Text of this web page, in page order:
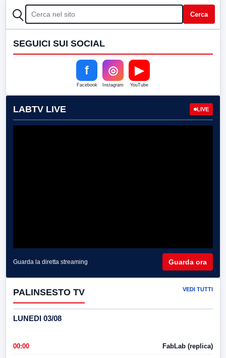
CERCA Cerca
SEGUICI SUI SOCIAL
f
Facebook
◎
Instagram
▶
YouTube
LABTV LIVE LIVE
Guarda la diretta streaming Guarda ora
PALINSESTO TV VEDI TUTTI
LUNEDI 03/08
00:00 FabLab (replica)